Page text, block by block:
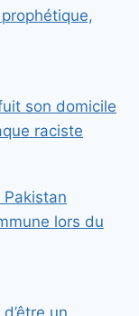
son domicile
raciste
Pakistan
lors du
un